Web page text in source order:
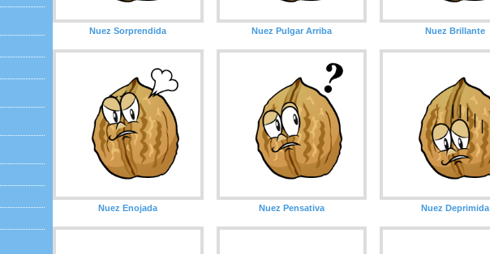
Nuez Sorprendida Nuez Pulgar Arriba Nuez Brillante
Nuez Enojada Nuez Pensativa Nuez Deprimida